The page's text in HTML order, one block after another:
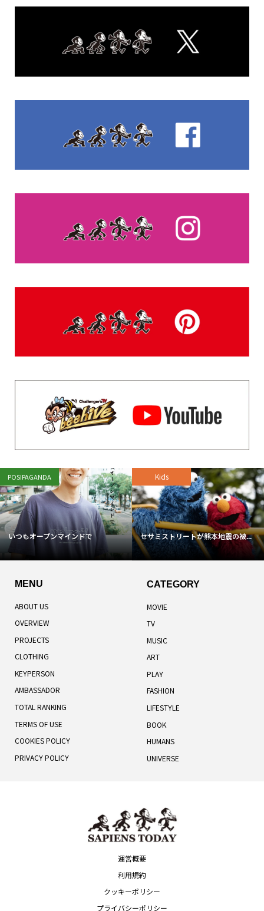
Art
ティム・バートンの世界に迷い込...
POSIPAGANDA
信頼、信用し合う
MENU
ABOUT US
OVERVIEW
PROJECTS
CLOTHING
KEYPERSON
AMBASSADOR
TOTAL RANKING
TERMS OF USE
COOKIES POLICY
PRIVACY POLICY
CATEGORY
MOVIE
TV
MUSIC
ART
PLAY
FASHION
LIFESTYLE
BOOK
HUMANS
UNIVERSE
運営概要
利用規約
クッキーポリシー
プライバシーポリシー